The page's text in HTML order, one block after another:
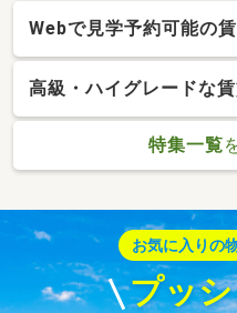
Webで見学予約可能の
高級・ハイグレードな
特集一覧
お気に入りの
プッ